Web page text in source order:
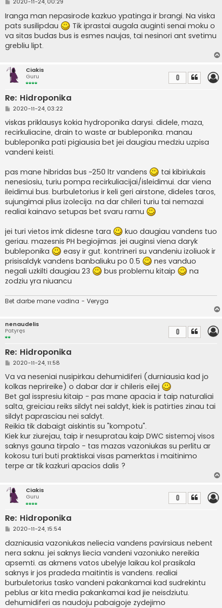
a
n
d
a
r
t
ė
2020-11-24, 00:29
Iranga man nepasirode kazkuo ypatinga ir brangi. Na viska
pats susilipdau
Tik iprastai augala auginti senai moku o
va sitas budas bus is esmes naujas, tai nesinori ant svetimu
grebliu lipt.
Ciakis
Guru
Re: Hidroponika
0
S
a
n
d
a
r
t
ė
2020-11-24, 03:22
viskas priklausys kokia hydroponika darysi. didele, maza,
recirkuliacine, drain to waste ar bubleponika. manau
bubleponika pati pigiausia bet jei daugiau medziu uzpisa
vandeni keisti.
pas mane hibridas bus ~250 ltr vandens
tai kibiriukais
nenesiosiu, turiu pompa recirkuliacijai/isleidimui. dar viena
ileidimui bus. burbuletorius ir keli geri airstone, dideles taros,
sujungimai plius izolecija. na dar chileri turiu tai nemazai
realiai kainavo setupas bet svaru ramu
jei turi vietos imk didesne tara
kuo daugiau vandens tuo
geriau. mazesnis PH begiojimas. jei auginsi viena daryk
bubleponika
easy ir gut. kontrineri su vandeniu izoliuok ir
prisisaldyk vandens banbaliuku po 0.5
nes vanduo
negali uzkilti daugiau 23
bus problemu kitaip
na
zodziu yra niuancu
Bet darbe mane vadina - Veryga
nenaudelis
Patyręs
Re: Hidroponika
0
S
a
n
d
a
r
t
i
n
ė
2020-11-24, 11:58
Va va neseniai nusipirkau dehumidiferi (durniausia kad jo
kolkas neprireike) o dabar dar ir chileris eilej
Bet gal isspresiu kitaip - pas mane apacia ir taip naturaliai
salta, greiciau reiks sildyt nei saldyt, kiek is patirties zinau tai
sildyt paprasciau nei saldyt.
Reikia tik dabaigt aiskintis su "kompotu".
Kiek kur ziurejau, taip ir nesupratau kaip DWC sistemoj visos
saknys gauna tirpalo - tas mazas vazoniukas su perlitu ar
kokosu turi buti praktiskai visas pamerktas i maitinimo
terpe ar tik kazkuri apacios dalis ?
Ciakis
Guru
Re: Hidroponika
0
S
a
n
d
a
r
t
i
n
ė
2020-11-24, 15:54
dazniausia vazoniukas neliecia vandens pavirsiaus nebent
nera saknu. jei saknys liecia vandeni vazoniuko nereikia
apsemti. as akmens vatos ubelyje laikau kol prasikala
saknys ir jos pradeda maitintis is vandens. realiai
burbuletorius tasko vandeni pakankamai kad sudrekintu
peblus ar kita media pakankamai kad jie neisdziutu.
dehumidiferi as naudoju pabaigoje zydejimo